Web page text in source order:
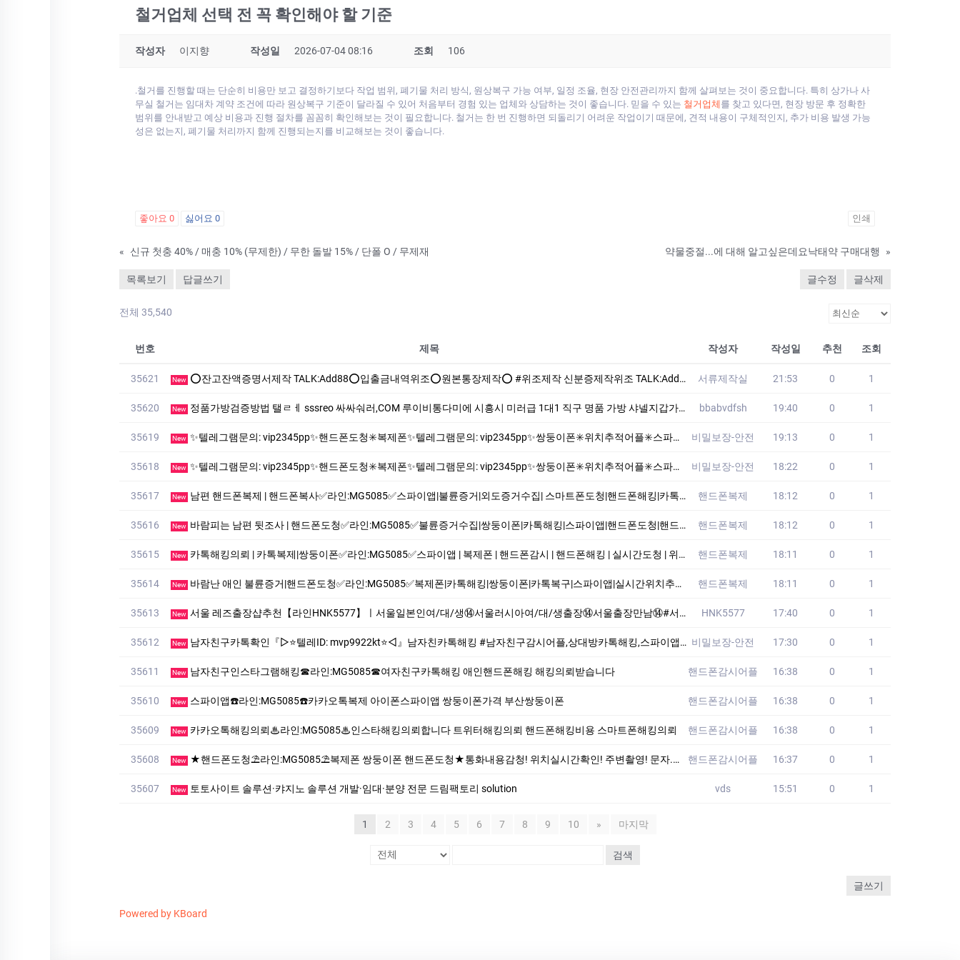
철거업체 선택 전 꼭 확인해야 할 기준
작성자 이지향 작성일 2026-07-04 08:16 조회 106
.철거를 진행할 때는 단순히 비용만 보고 결정하기보다 작업 범위, 폐기물 처리 방식, 원상복구 가능 여부, 일정 조율, 현장 안전관리까지 함께 살펴보는 것이 중요합니다. 특히 상가나 사
무실 철거는 임대차 계약 조건에 따라 원상복구 기준이 달라질 수 있어 처음부터 경험 있는 업체와 상담하는 것이 좋습니다. 믿을 수 있는 철거업체 를 찾고 있다면, 현장 방문 후 정확한
범위를 안내받고 예상 비용과 진행 절차를 꼼꼼히 확인해보는 것이 필요합니다. 철거는 한 번 진행하면 되돌리기 어려운 작업이기 때문에, 견적 내용이 구체적인지, 추가 비용 발생 가능
성은 없는지, 폐기물 처리까지 함께 진행되는지를 비교해보는 것이 좋습니다.
좋아요 0 싫어요 0 인쇄
« 신규 첫충 40% / 매충 10% (무제한) / 무한 돌발 15% / 단폴 O / 무제재 약물중절...에 대해 알고싶은데요낙­태약 구매대행 »
목록보기 답글쓰기 글수정 글삭제
전체 35,540
번호 제목 작성자 작성일 추천 조회
35621 New ⭕️잔고잔액증명서제작 TALK:Add88⭕️입출금내역위조⭕️원본통장제작⭕️ #위조제작 신분증제작위조 TALK:Add88 ▲고객님께 철통 보안과 안전한 시스템으로 진행합니다 ▲의뢰전 "충분히 듣고, 생각, 검토" 하신 후 결정 서류제작실 21:53 0 1
35620 New 정품가방검증방법 탤ㄹㅔ sssreo 싸싸숴러,COM 루이비통다미에 시흥시 미러급 1대1 직구 명품 가방 샤넬지갑가격 명품스타일가방 WLV bbabvdfsh 19:40 0 1
35619 New ✨텔레그램문의: vip2345pp✨핸드폰도청✳️복제폰✨텔레그램문의: vip2345pp✨쌍둥이폰✳️위치추적어플✳️스파이앱➡️핸드폰해킹➡️카톡해킹 바람난남편 바람핀와이프(아내) 혹은 결혼전 배우자 뒷조사 및 불륜#간통#외도증거수집. 비밀보장-안전 19:13 0 1
35618 New ✨텔레그램문의: vip2345pp✨핸드폰도청✳️복제폰✨텔레그램문의: vip2345pp✨쌍둥이폰✳️위치추적어플✳️스파이앱➡️핸드폰해킹➡️카톡해킹 바람난남편 바람핀와이프(아내) 혹은 결혼전 배우자 뒷조사 및 불륜#간통#외도증거수집. 비밀보장-안전 18:22 0 1
35617 New 남편 핸드폰복제 | 핸드폰복사✅라인:MG5085✅스파이앱|불륜증거|외도증거수집| 스마트폰도청|핸드폰해킹|카톡해킹|인스타해킹|폰 감시방법 핸드폰복제 18:12 0 1
35616 New 바람피는 남편 뒷조사 | 핸드폰도청✅라인:MG5085✅불륜증거수집|쌍둥이폰|카톡해킹|스파이앱|핸드폰도청|핸드폰감시|실시간위치추적|복제폰 핸드폰복제 18:12 0 1
35615 New 카톡해킹의뢰 | 카톡복제|쌍둥이폰✅라인:MG5085✅스파이앱 | 복제폰 | 핸드폰감시 | 핸드폰해킹 | 실시간도청 | 위치추적어플 | sns해킹 핸드폰복제 18:11 0 1
35614 New 바람난 애인 불륜증거|핸드폰도청✅라인:MG5085✅복제폰|카톡해킹|쌍둥이폰|카톡복구|스파이앱|실시간위치추적|통화녹취|폰해킹의뢰 핸드폰복제 18:11 0 1
35613 New 서울 레즈출장샵추천【라인HNK5577】ㅣ서울일본인여/대/생⑭서울러시아여/대/생출장⑭서울출장만남⑭#서울출장업소⑭서울콜걸샵⑭서울애인대행 HNK5577 17:40 0 1
35612 New 남자친구카톡확인『▷⭐텔레ID: mvp9922kt⭐◁』남자친카톡해킹 #남자친구감시어플,상대방카톡해킹,스파이앱,인스타그램해킹,카카오톡해킹,스파이앱의뢰.위치추적.스마트폰해킹확인 ✨⎝⎝실시간 데이터 업데이트 최고수준 해커 다수보요 비밀보장-안전 17:30 0 1
35611 New 남자친구인스타그램해킹☎라인:MG5085☎여자친구카톡해킹 애인핸드폰해킹 해킹의뢰받습니다 핸드폰감시어플 16:38 0 1
35610 New 스파이앱☎️라인:MG5085☎️카카오톡복제 아이폰스파이앱 쌍둥이폰가격 부산쌍둥이폰 핸드폰감시어플 16:38 0 1
35609 New 카카오톡해킹의뢰♨라인:MG5085♨인스타해킹의뢰합니다 트위터해킹의뢰 핸드폰해킹비용 스마트폰해킹의뢰 핸드폰감시어플 16:38 0 1
35608 New ★핸드폰도청⛱️라인:MG5085⛱️복제폰 쌍둥이폰 핸드폰도청★통화내용감청! 위치실시간확인! 주변촬영! 문자.주소록,카톡열람!★ 핸드폰감시어플 16:37 0 1
35607 New 토­토사이트 솔루션·캬지노 솔루션 개발·임대·분양 전문 드림팩토리 solution vds 15:51 0 1
1 2 3 4 5 6 7 8 9 10 » 마지막
검색
글쓰기
Powered by KBoard